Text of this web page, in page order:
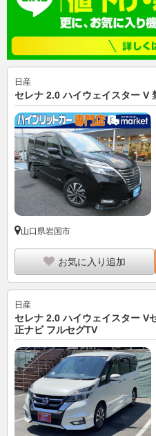
日産
セレナ 2.0 ハイウェイスター V
山口県岩国市
お気に入り追加
日産
セレナ 2.0 ハイウェイスター V
正ナビ フルセグTV